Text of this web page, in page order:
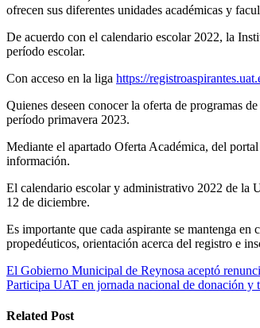
ofrecen sus diferentes unidades académicas y
De acuerdo con el calendario escolar 2022, la
período escolar.
Con acceso en la liga https://
Quienes deseen conocer la oferta de programas
período primavera 2023.
Mediante el apartado Oferta Académica, del
información.
El calendario escolar y administrativo 2022 de la
12 de diciembre.
Es importante que cada aspirante se mantenga
propedéuticos, orientación acerca del registro e
Navegación
de
entradas
El Gobierno Municipal de Reynosa aceptó
Participa UAT en jornada nacional de donación y
Related Post